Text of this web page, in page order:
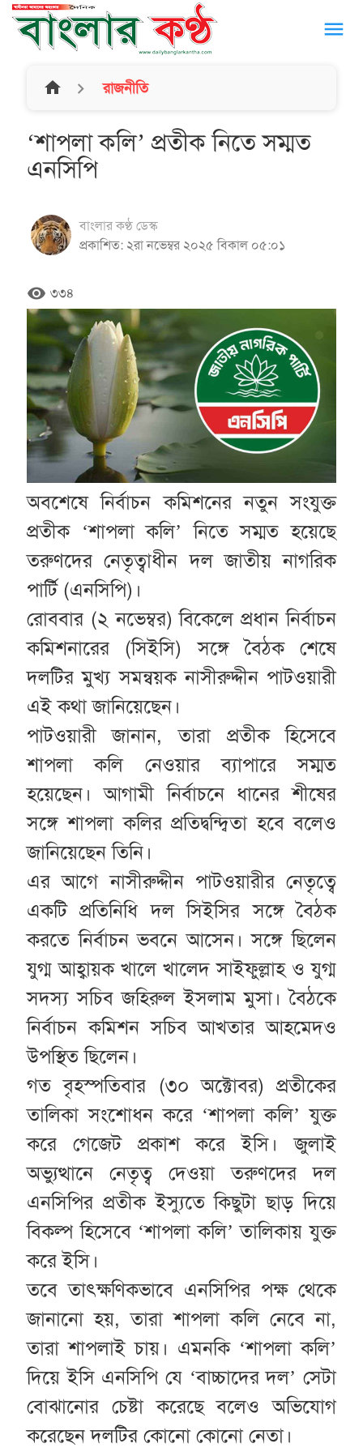
menu
home রাজনীতি
‘শাপলা কলি’ প্রতীক নিতে সম্মত
এনসিপি
বাংলার কণ্ঠ ডেস্ক
প্রকাশিত: ২রা নভেম্বর ২০২৫ বিকাল ০৫:০১
remove_red_eye ৩৩৪
অবশেষে নির্বাচন কমিশনের নতুন সংযুক্ত
প্রতীক ‘শাপলা কলি’ নিতে সম্মত হয়েছে
তরুণদের নেতৃত্বাধীন দল জাতীয় নাগরিক
পার্টি (এনসিপি)।
রোববার (২ নভেম্বর) বিকেলে প্রধান নির্বাচন
কমিশনারের (সিইসি) সঙ্গে বৈঠক শেষে
দলটির মুখ্য সমন্বয়ক নাসীরুদ্দীন পাটওয়ারী
এই কথা জানিয়েছেন।
পাটওয়ারী জানান, তারা প্রতীক হিসেবে
শাপলা কলি নেওয়ার ব্যাপারে সম্মত
হয়েছেন। আগামী নির্বাচনে ধানের শীষের
সঙ্গে শাপলা কলির প্রতিদ্বন্দ্বিতা হবে বলেও
জানিয়েছেন তিনি।
এর আগে নাসীরুদ্দীন পাটওয়ারীর নেতৃত্বে
একটি প্রতিনিধি দল সিইসির সঙ্গে বৈঠক
করতে নির্বাচন ভবনে আসেন। সঙ্গে ছিলেন
যুগ্ম আহ্বায়ক খালে খালেদ সাইফুল্লাহ ও যুগ্ম
সদস্য সচিব জহিরুল ইসলাম মুসা। বৈঠকে
নির্বাচন কমিশন সচিব আখতার আহমেদও
উপস্থিত ছিলেন।
গত বৃহস্পতিবার (৩০ অক্টোবর) প্রতীকের
তালিকা সংশোধন করে ‘শাপলা কলি’ যুক্ত
করে গেজেট প্রকাশ করে ইসি। জুলাই
অভ্যুত্থানে নেতৃত্ব দেওয়া তরুণদের দল
এনসিপির প্রতীক ইস্যুতে কিছুটা ছাড় দিয়ে
বিকল্প হিসেবে ‘শাপলা কলি’ তালিকায় যুক্ত
করে ইসি।
তবে তাৎক্ষণিকভাবে এনসিপির পক্ষ থেকে
জানানো হয়, তারা শাপলা কলি নেবে না,
তারা শাপলাই চায়। এমনকি ‘শাপলা কলি’
দিয়ে ইসি এনসিপি যে ‘বাচ্চাদের দল’ সেটা
বোঝানোর চেষ্টা করেছে বলেও অভিযোগ
করেছেন দলটির কোনো কোনো নেতা।